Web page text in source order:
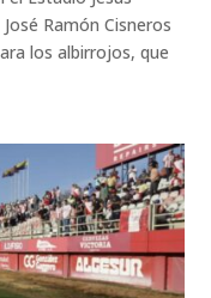
Ramón Cisneros
los albirrojos, que